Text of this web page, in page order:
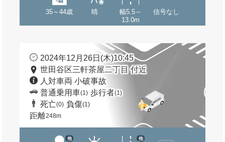
35～44歳 晴
幅5.5～
13.0m
信号なし
2024年12月26日(木)10:45
世田谷区三軒茶屋二丁目 付近
人対車両 小破事故
普通乗用車(1) 歩行者(1)
死亡(0) 負傷(1)
距離248m
他 他